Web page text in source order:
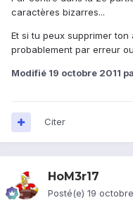
caractères bizarres...
Et si tu peux supprimer
probablement par erreur
Modifié 19 octobre 2011
Citer
HoM3r17
Posté(e) 19